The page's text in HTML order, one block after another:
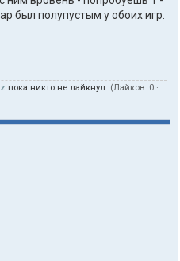
был полупустым у обоих игр.
пока никто не лайкнул. (Лайков: 0 ·